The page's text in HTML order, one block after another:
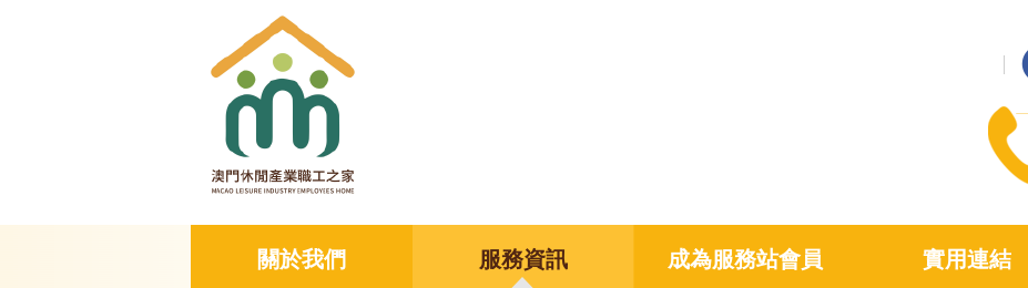
關於我們 服務資訊 成為服務站會員 實用連結